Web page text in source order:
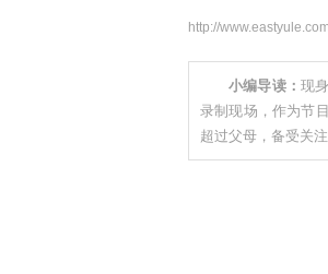
http://www.eastyule.com
小编导读： 现
录制现场，作为节
超过父母，备受关